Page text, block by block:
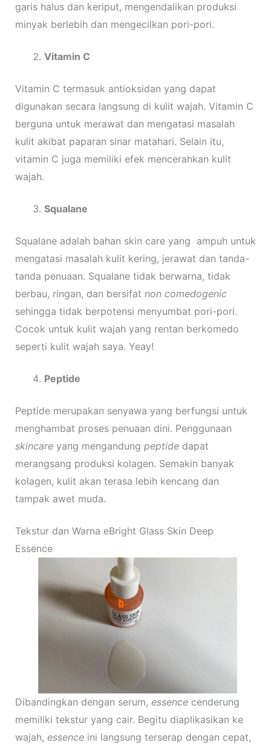
garis halus dan keriput, mengendalikan produksi
minyak berlebih dan mengecilkan pori-pori.
Vitamin C
Vitamin C termasuk antioksidan yang dapat
digunakan secara langsung di kulit wajah. Vitamin C
berguna untuk merawat dan mengatasi masalah
kulit akibat paparan sinar matahari. Selain itu,
vitamin C juga memiliki efek mencerahkan kulit
wajah.
Squalane
Squalane adalah bahan skin care yang ampuh untuk
mengatasi masalah kulit kering, jerawat dan tanda-
tanda penuaan. Squalane tidak berwarna, tidak
berbau, ringan, dan bersifat non comedogenic
sehingga tidak berpotensi menyumbat pori-pori.
Cocok untuk kulit wajah yang rentan berkomedo
seperti kulit wajah saya. Yeay!
Peptide
Peptide merupakan senyawa yang berfungsi untuk
menghambat proses penuaan dini. Penggunaan
skincare yang mengandung peptide dapat
merangsang produksi kolagen. Semakin banyak
kolagen, kulit akan terasa lebih kencang dan
tampak awet muda.
Tekstur dan Warna eBright Glass Skin Deep
Essence
Dibandingkan dengan serum, essencecenderung
memiliki tekstur yang cair. Begitu diaplikasikan ke
wajah, essenceini langsung terserap dengan cepat,